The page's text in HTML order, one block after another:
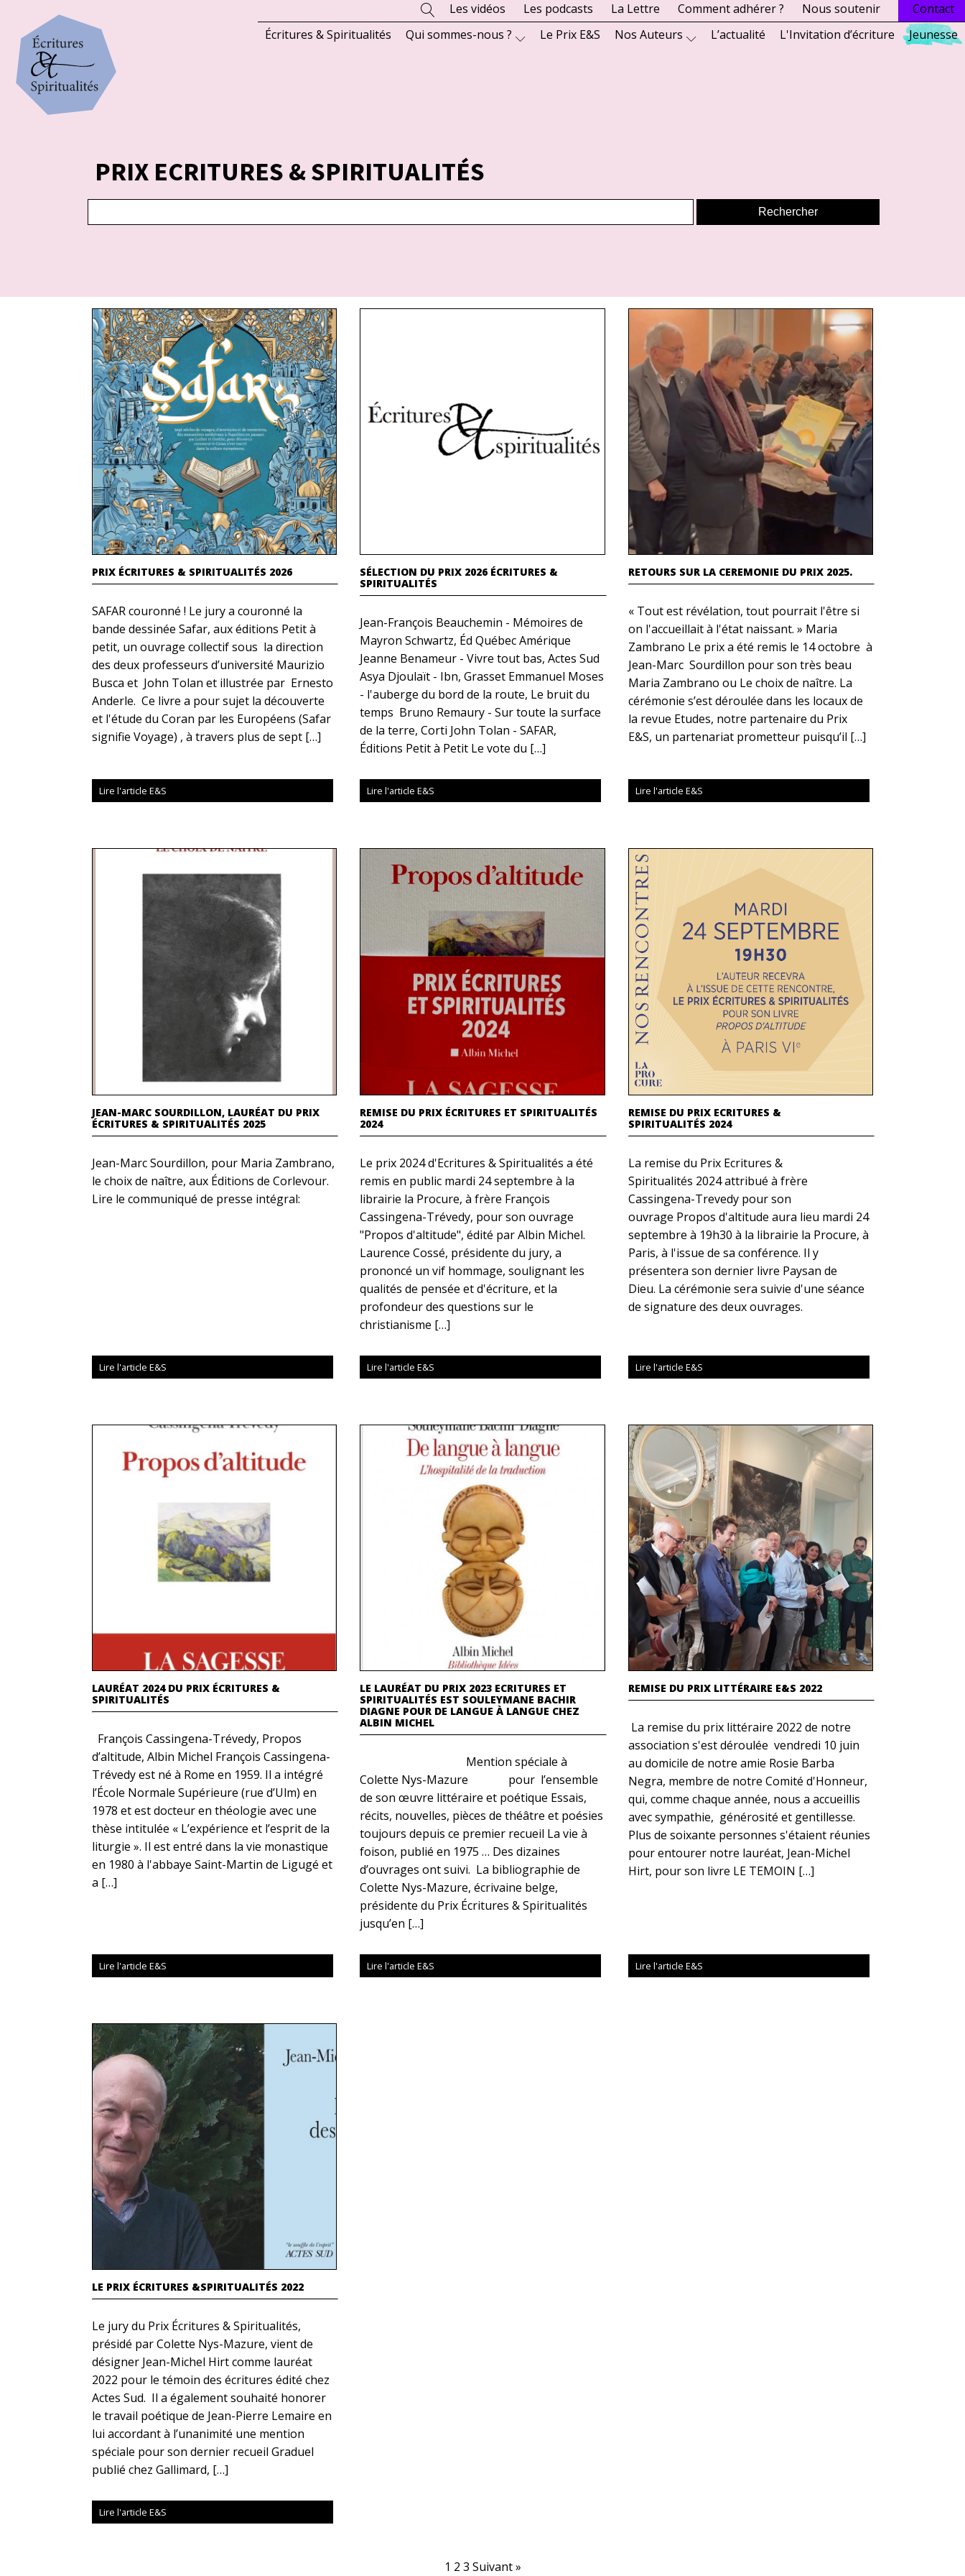
Les vidéos Les podcasts La Lettre Comment adhérer ? Nous soutenir
Contact
Écritures & Spiritualités
Qui sommes-nous ? Le Prix E&S Nos Auteurs L’actualité L'Invitation d’écriture Jeunesse
PRIX ECRITURES & SPIRITUALITÉS
PRIX ÉCRITURES & SPIRITUALITÉS 2026
SAFAR couronné ! Le jury a couronné la
bande dessinée Safar, aux éditions Petit à
petit, un ouvrage collectif sous la direction
des deux professeurs d’université Maurizio
Busca et John Tolan et illustrée par Ernesto
Anderle. Ce livre a pour sujet la découverte
et l'étude du Coran par les Européens (Safar
signifie Voyage) , à travers plus de sept […]
Lire l'article E&S
SÉLECTION DU PRIX 2026 ÉCRITURES &
SPIRITUALITÉS
Jean-François Beauchemin - Mémoires de
Mayron Schwartz, Éd Québec Amérique
Jeanne Benameur - Vivre tout bas, Actes Sud
Asya Djoulaït - Ibn, Grasset Emmanuel Moses
- l'auberge du bord de la route, Le bruit du
temps Bruno Remaury - Sur toute la surface
de la terre, Corti John Tolan - SAFAR,
Éditions Petit à Petit Le vote du […]
Lire l'article E&S
RETOURS SUR LA CEREMONIE DU PRIX 2025.
« Tout est révélation, tout pourrait l'être si
on l'accueillait à l'état naissant. » Maria
Zambrano Le prix a été remis le 14 octobre à
Jean-Marc Sourdillon pour son très beau
Maria Zambrano ou Le choix de naître. La
cérémonie s’est déroulée dans les locaux de
la revue Etudes, notre partenaire du Prix
E&S, un partenariat prometteur puisqu’il […]
Lire l'article E&S
JEAN-MARC SOURDILLON, LAURÉAT DU PRIX
ÉCRITURES & SPIRITUALITÉS 2025
Jean-Marc Sourdillon, pour Maria Zambrano,
le choix de naître, aux Éditions de Corlevour.
Lire le communiqué de presse intégral:
Lire l'article E&S
REMISE DU PRIX ÉCRITURES ET SPIRITUALITÉS
2024
Le prix 2024 d'Ecritures & Spiritualités a été
remis en public mardi 24 septembre à la
librairie la Procure, à frère François
Cassingena-Trévedy, pour son ouvrage
"Propos d'altitude", édité par Albin Michel.
Laurence Cossé, présidente du jury, a
prononcé un vif hommage, soulignant les
qualités de pensée et d'écriture, et la
profondeur des questions sur le
christianisme […]
Lire l'article E&S
REMISE DU PRIX ECRITURES &
SPIRITUALITÉS 2024
La remise du Prix Ecritures &
Spiritualités 2024 attribué à frère
Cassingena-Trevedy pour son
ouvrage Propos d'altitude aura lieu mardi 24
septembre à 19h30 à la librairie la Procure, à
Paris, à l'issue de sa conférence. Il y
présentera son dernier livre Paysan de
Dieu. La cérémonie sera suivie d'une séance
de signature des deux ouvrages.
Lire l'article E&S
LAURÉAT 2024 DU PRIX ÉCRITURES &
SPIRITUALITÉS
François Cassingena-Trévedy, Propos
d’altitude, Albin Michel François Cassingena-
Trévedy est né à Rome en 1959. Il a intégré
l’École Normale Supérieure (rue d’Ulm) en
1978 et est docteur en théologie avec une
thèse intitulée « L’expérience et l’esprit de la
liturgie ». Il est entré dans la vie monastique
en 1980 à l'abbaye Saint-Martin de Ligugé et
a […]
Lire l'article E&S
LE LAURÉAT DU PRIX 2023 ECRITURES ET
SPIRITUALITÉS EST SOULEYMANE BACHIR
DIAGNE POUR DE LANGUE À LANGUE CHEZ
ALBIN MICHEL
Mention spéciale à
Colette Nys-Mazure pour l’ensemble
de son œuvre littéraire et poétique Essais,
récits, nouvelles, pièces de théâtre et poésies
toujours depuis ce premier recueil La vie à
foison, publié en 1975 … Des dizaines
d’ouvrages ont suivi. La bibliographie de
Colette Nys-Mazure, écrivaine belge,
présidente du Prix Écritures & Spiritualités
jusqu’en […]
Lire l'article E&S
REMISE DU PRIX LITTÉRAIRE E&S 2022
La remise du prix littéraire 2022 de notre
association s'est déroulée vendredi 10 juin
au domicile de notre amie Rosie Barba
Negra, membre de notre Comité d'Honneur,
qui, comme chaque année, nous a accueillis
avec sympathie, générosité et gentillesse.
Plus de soixante personnes s'étaient réunies
pour entourer notre lauréat, Jean-Michel
Hirt, pour son livre LE TEMOIN […]
Lire l'article E&S
LE PRIX ÉCRITURES &SPIRITUALITÉS 2022
Le jury du Prix Écritures & Spiritualités,
présidé par Colette Nys-Mazure, vient de
désigner Jean-Michel Hirt comme lauréat
2022 pour le témoin des écritures édité chez
Actes Sud. Il a également souhaité honorer
le travail poétique de Jean-Pierre Lemaire en
lui accordant à l’unanimité une mention
spéciale pour son dernier recueil Graduel
publié chez Gallimard, […]
Lire l'article E&S
1 2 3 Suivant »